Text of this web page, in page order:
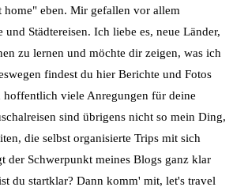
eben. Mir gefallen vor allem
Städtereisen. Ich liebe es, neue Länder,
zu lernen und möchte dir zeigen, was ich
findest du hier Berichte und Fotos
viele Anregungen für deine
sind übrigens nicht so mein Ding,
die selbst organisierte Trips mit sich
der Schwerpunkt meines Blogs ganz klar
du startklar? Dann komm' mit, let's travel